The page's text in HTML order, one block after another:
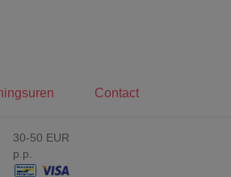
Contact
30-50 EUR
p.p.